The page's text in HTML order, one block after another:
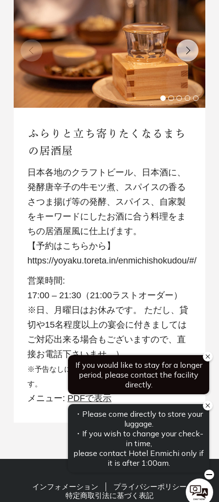
ふらりと立ち寄りたくなるまち
の居酒屋
日本各地のクラフトビール、日本酒に、
発酵唐辛子の牛モツ煮、スパイスの香る
さつま揚げ等の発酵、スパイス、自家製
をキーワードにしたお酒に合う料理をま
ちの居酒屋風に仕上げます。
【予約はこちらから】
https://yoyaku.toreta.in/enmichishokudou/#/
営業時間:
17:00 – 21:30（21:00ラストオーダー）
※日、月曜日はお休みです。 ただし、貸
切や15名程度以上の宴会に付きましては
ご対応出来る場合もございますので、直
接お電話下さいませ。）
※予告なしに営業時間変更する場合がございま
す。
メニュー: PDFで表示
インフォメーション
プライバシーポリシー
特定商取引法に基づく表記